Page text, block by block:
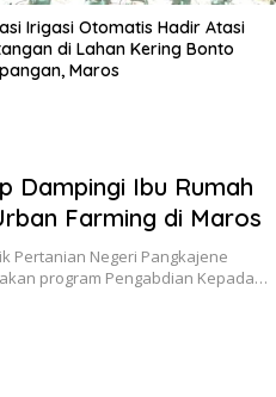
Irigasi Otomatis Hadir Atasi
di Lahan Kering Bonto
Maros
Dampingi Ibu Rumah
Farming di Maros
Pertanian Negeri Pangkajene
program Pengabdian Kepada…